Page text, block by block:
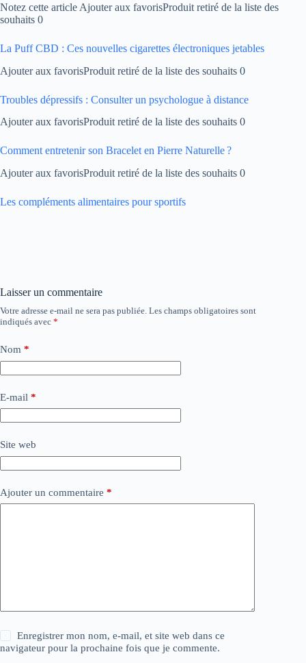
Notez cette article Ajouter aux favorisProduit retiré de la liste des
souhaits 0
La Puff CBD : Ces nouvelles cigarettes électroniques jetables
Ajouter aux favorisProduit retiré de la liste des souhaits 0
Troubles dépressifs : Consulter un psychologue à distance
Ajouter aux favorisProduit retiré de la liste des souhaits 0
Comment entretenir son Bracelet en Pierre Naturelle ?
Ajouter aux favorisProduit retiré de la liste des souhaits 0
Les compléments alimentaires pour sportifs
Laisser un commentaire
Votre adresse e-mail ne sera pas publiée. Les champs obligatoires sont
indiqués avec *
Nom *
E-mail *
Site web
Ajouter un commentaire *
Enregistrer mon nom, e-mail, et site web dans ce
navigateur pour la prochaine fois que je commente.